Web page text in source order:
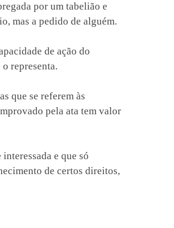
por um tabelião e
mas a pedido de alguém.
de ação do
representa.
que se referem às
pela ata tem valor
e que só
de certos direitos,